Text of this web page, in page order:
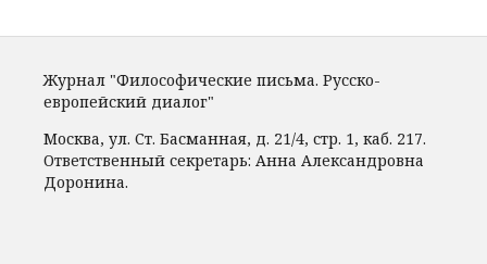
Журнал "Философические письма. Русско-
европейский диалог"
Москва, ул. Ст. Басманная, д. 21/4, стр. 1, каб. 217.
Ответственный секретарь: Анна Александровна
Доронина.